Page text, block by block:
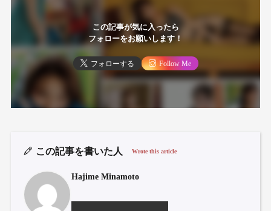
この記事が気に入ったら
フォローをお願いします！
フォローする Follow Me
この記事を書いた人 Wrote this article
Hajime Minamoto